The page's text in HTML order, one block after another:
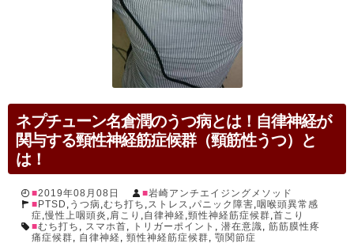
ネプチューン名倉潤のうつ病とは！自律神経が
関与する頸性神経筋症候群（頸筋性うつ）と
は！
2019年08月08日
岩崎アンチエイジングメソッド
PTSD , うつ病,むち打ち ,ストレス ,パニック障害,咽喉頭異常感
症,慢性上咽頭炎 ,肩こり ,自律神経,頸性神経筋症候群,首こり
むち打ち , スマホ首, トリガーポイント , 潜在意識, 筋筋膜性疼
痛症候群, 自律神経, 頸性神経筋症候群, 顎関節症